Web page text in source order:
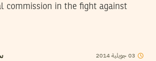
commission in the fight against
03جويلية2014